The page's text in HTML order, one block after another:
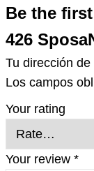
Be the
426
Tu dirección
Los campos
Your rating
Your review *